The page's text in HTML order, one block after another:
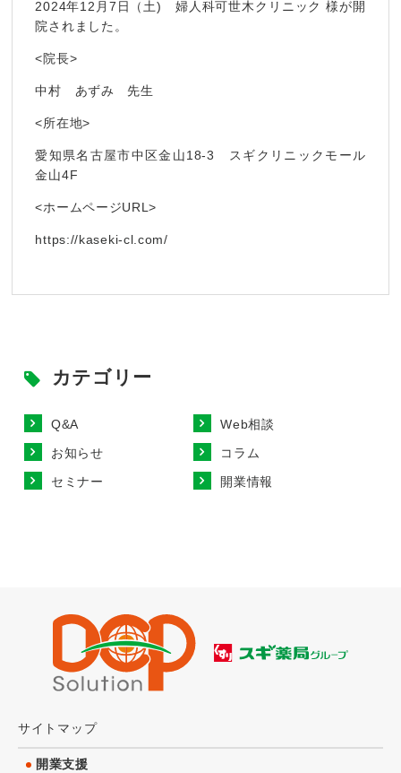
2024年12月7日（土) 婦人科可世木クリニック​ 様が開
院されました。
<院長>
中村 あずみ 先生
<所在地>
愛知県名古屋市中区金山18-3 スギクリニックモール
金山4F
<ホームページURL>
https://kaseki-cl.com/
カテゴリー
Q&A
Web相談
お知らせ
コラム
セミナー
開業情報
サイトマップ
開業支援